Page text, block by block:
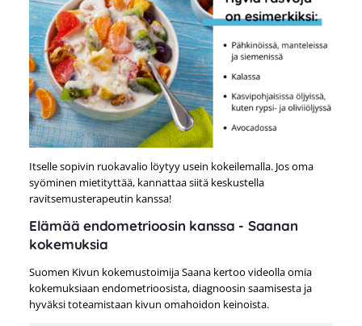
Itselle sopivin ruokavalio löytyy usein kokeilemalla. Jos oma
syöminen mietityttää, kannattaa siitä keskustella
ravitsemusterapeutin kanssa!
Elämää endometrioosin kanssa - Saanan
kokemuksia
Suomen Kivun kokemustoimija Saana kertoo videolla omia
kokemuksiaan endometrioosista, diagnoosin saamisesta ja
hyväksi toteamistaan kivun omahoidon keinoista.